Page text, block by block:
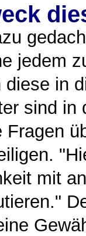
jedem
diese in
sind in
Fragen
mit